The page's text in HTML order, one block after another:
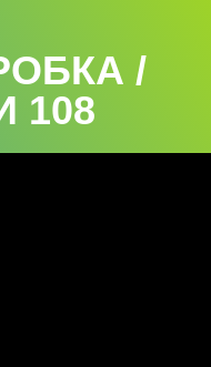
/
108